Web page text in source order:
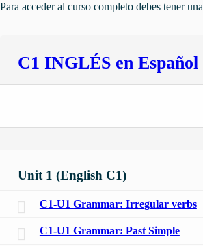
Para acceder al curso completo debes tener una
C1 INGLÉS en Español
Unit 1 (English C1)
C1-U1 Grammar: Irregular verbs
C1-U1 Grammar: Past Simple